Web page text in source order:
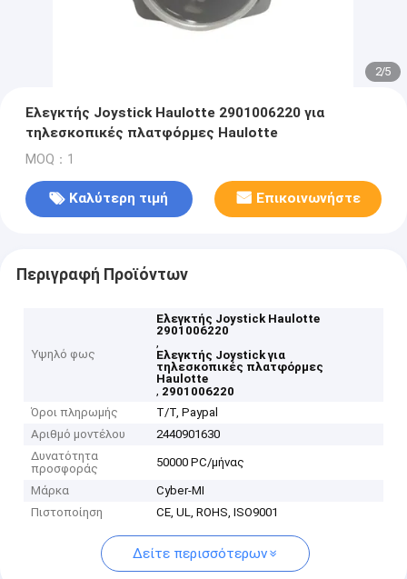
2/5
Ελεγκτής Joystick Haulotte 2901006220 για
τηλεσκοπικές πλατφόρμες Haulotte
MOQ：1
Καλύτερη τιμή Επικοινωνήστε
Περιγραφή Προϊόντων
Υψηλό φως
Ελεγκτής Joystick Haulotte
2901006220
,
Ελεγκτής Joystick για
τηλεσκοπικές πλατφόρμες
Haulotte
, 2901006220
Όροι πληρωμής
T/T, Paypal
Αριθμό μοντέλου
2440901630
Δυνατότητα
προσφοράς
50000 PC/μήνας
Μάρκα
Cyber-MI
Πιστοποίηση
CE, UL, ROHS, ISO9001
Δείτε περισσότερων